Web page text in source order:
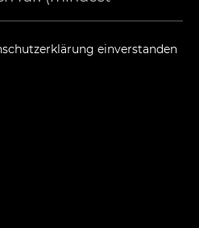
einverstanden